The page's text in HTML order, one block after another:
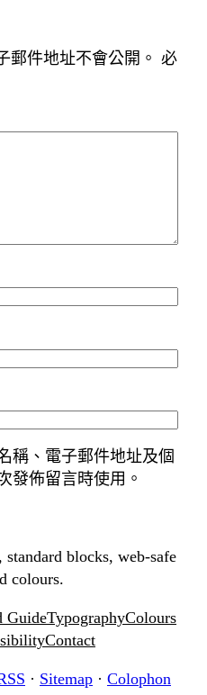
郵件地址不會公開。 必
稱、電子郵件地址及個
發佈留言時使用。
blocks, web-safe
colours.
GuideTypographyColours
Contact
· Sitemap · Colophon